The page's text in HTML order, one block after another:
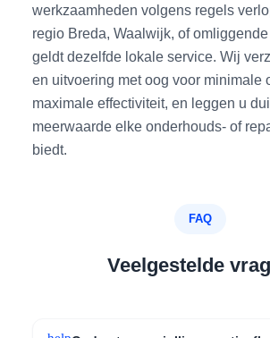
werkzaamheden volgens regels
regio Breda, Waalwijk, of
geldt dezelfde lokale service. Wij
en uitvoering met oog voor minimale
maximale effectiviteit, en leggen u
meerwaarde elke onderhouds- of
biedt.
FAQ
Veelgestelde